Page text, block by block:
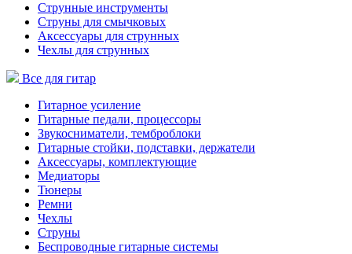
Струнные инструменты
Струны для смычковых
Аксессуары для струнных
Чехлы для струнных
Все для гитар
Гитарное усиление
Гитарные педали, процессоры
Звукосниматели, темброблоки
Гитарные стойки, подставки, держатели
Аксессуары, комплектующие
Медиаторы
Тюнеры
Ремни
Чехлы
Струны
Беспроводные гитарные системы